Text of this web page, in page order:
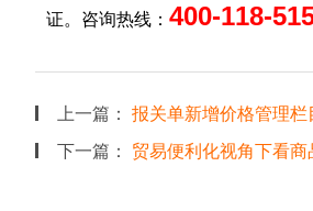
证。咨询热线： 400-118-
上一篇： 报关单新增价格管理栏
下一篇： 贸易便利化视角下看商